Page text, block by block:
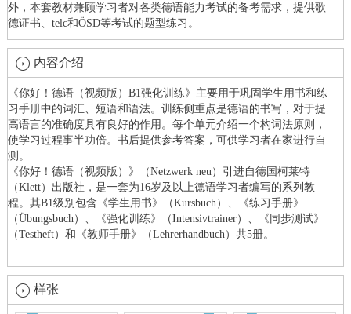
外，本套教材兼顾学习者对各类德语能力考试的备考需求，提供歌
德证书、 telc和ÖSD等考试的题型练习。
内容介绍
《你好！德语（视频版） B1 强化训练》主要用于巩固学生用书和练
习手册中的词汇、短语和语法。训练侧重点是德语的书写，对于提
高语言的准确度具有良好的作用。每个单元介绍一个构词法原则，
使学习过程事半功倍。书后提供参考答案，可供学习者在家进行自
测。
《你好！德语（视频版）》（Netzwerk neu ）引进自德国柯莱特
（Klett）出版社，是一套为16岁及以上德语学习者编写的系列教
程。其B1 级别包含《学生用书》（Kursbuch ）、《练习手册》
（Übungsbuch ）、《强化训练》（Intensivtrainer）、《同步测试》
（Testheft）和《教师手册》（Lehrerhandbuch ）共5册。
样张